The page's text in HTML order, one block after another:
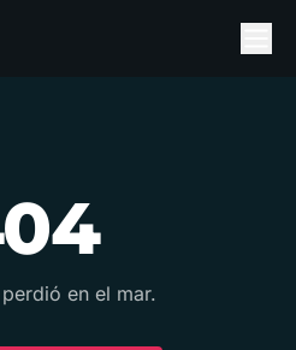
en el mar.